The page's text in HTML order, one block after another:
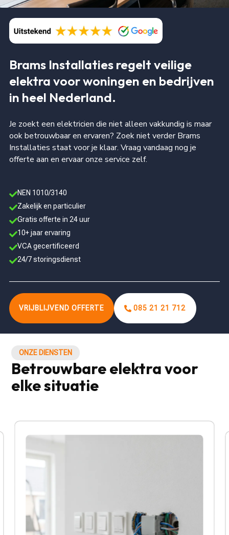
Brams Installaties regelt veilige
elektra voor woningen en bedrijven
in heel Nederland.
Je zoekt een elektricien die niet alleen vakkundig is maar
ook betrouwbaar en ervaren? Zoek niet verder Brams
Installaties staat voor je klaar. Vraag vandaag nog je
offerte aan en ervaar onze service zelf.
NEN 1010/3140
Zakelijk en particulier
Gratis offerte in 24 uur
10+ jaar ervaring
VCA gecertificeerd
24/7 storingsdienst
VRIJBLIJVEND OFFERTE 085 21 21 712
ONZE DIENSTEN
Betrouwbare elektra voor
elke situatie